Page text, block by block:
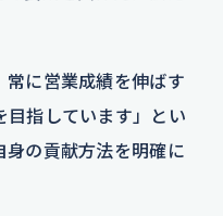
に営業成績を伸ばす
目指しています」とい
身の貢献方法を明確に